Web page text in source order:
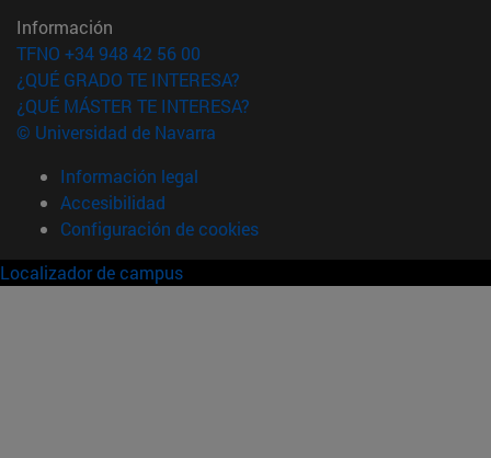
Información
TFNO +34 948 42 56 00
¿QUÉ GRADO TE INTERESA?
¿QUÉ MÁSTER TE INTERESA?
© Universidad de Navarra
Información legal
Accesibilidad
Configuración de cookies
Localizador de campus